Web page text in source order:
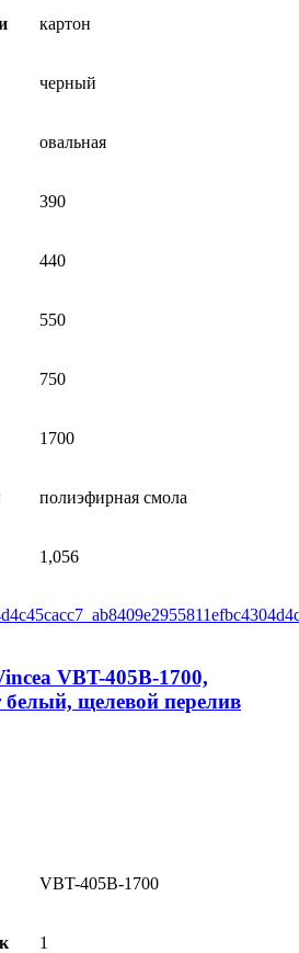
картон
черный
овальная
390
440
550
750
1700
полиэфирная смола
1,056
VBT-405B-1700,
белый, щелевой перелив
VBT-405B-1700
1